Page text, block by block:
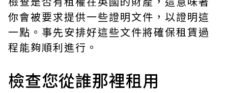
你會被要求提供一些證明文件，以證明這
一點。事先安排好這些文件將確保租賃過
程能夠順利進行。
檢查您從誰那裡租用